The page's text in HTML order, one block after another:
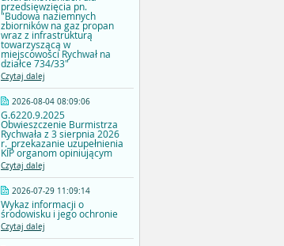
przedsięwzięcia pn.
"Budowa naziemnych
zbiorników na gaz propan
wraz z infrastrukturą
towarzyszącą w
miejscowości Rychwał na
działce 734/33"
Czytaj dalej
2026-08-04 08:09:06
G.6220.9.2025
Obwieszczenie Burmistrza
Rychwała z 3 sierpnia 2026
r._przekazanie uzupełnienia
KIP organom opiniującym
Czytaj dalej
2026-07-29 11:09:14
Wykaz informacji o
środowisku i jego ochronie
Czytaj dalej